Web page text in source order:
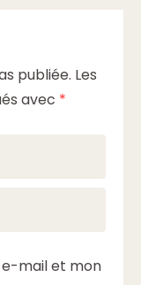
publiée. Les
avec *
mail et mon